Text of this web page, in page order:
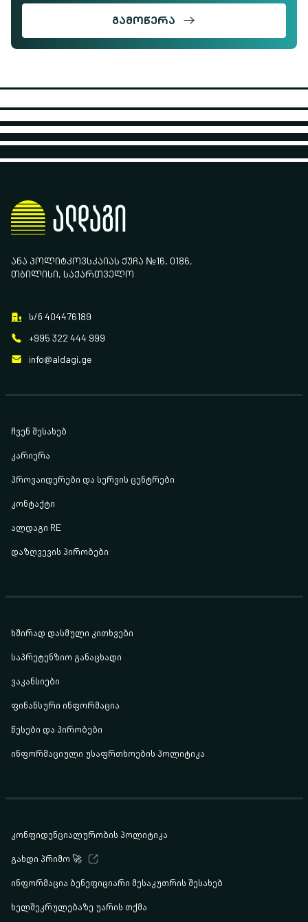
ᲒᲐᲛᲝᲬᲔᲠᲐ
ᲐᲜᲐ ᲞᲝᲚᲘᲢᲙᲝᲕᲡᲙᲐᲘᲐᲡ ᲥᲣᲩᲐ №16. 0186,
ᲗᲑᲘᲚᲘᲡᲘ, ᲡᲐᲥᲐᲠᲗᲕᲔᲚᲝ
ს/ნ 404476189
+995 322 444 999
info@aldagi.ge
ჩვენ შესახებ
კარიერა
პროვაიდერები და სერვის ცენტრები
კონტაქტი
ალდაგი RE
დაზღვევის პირობები
ხშირად დასმული კითხვები
საპრეტენზიო განაცხადი
ვაკანსიები
ფინანსური ინფორმაცია
წესები და პირობები
ინფორმაციული უსაფრთხოების პოლიტიკა
კონფიდენციალურობის პოლიტიკა
გახდი პრიმო 🚀
ინფორმაცია ბენეფიციარი მესაკუთრის შესახებ
ხელშეკრულებაზე უარის თქმა